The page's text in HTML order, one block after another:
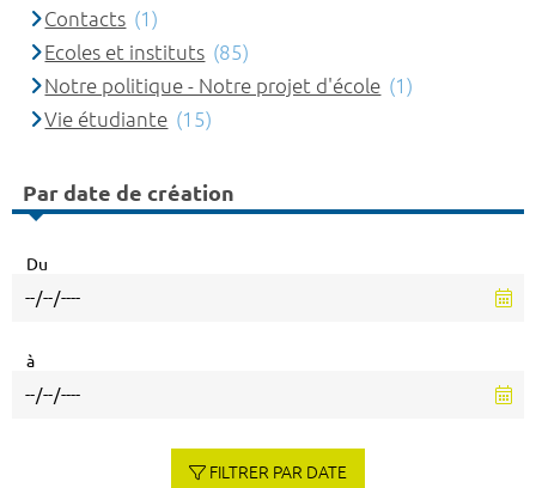
Contacts (1)
Ecoles et instituts (85)
Notre politique - Notre projet d'école (1)
Vie étudiante (15)
Par date de création
Du
à
FILTRER PAR DATE